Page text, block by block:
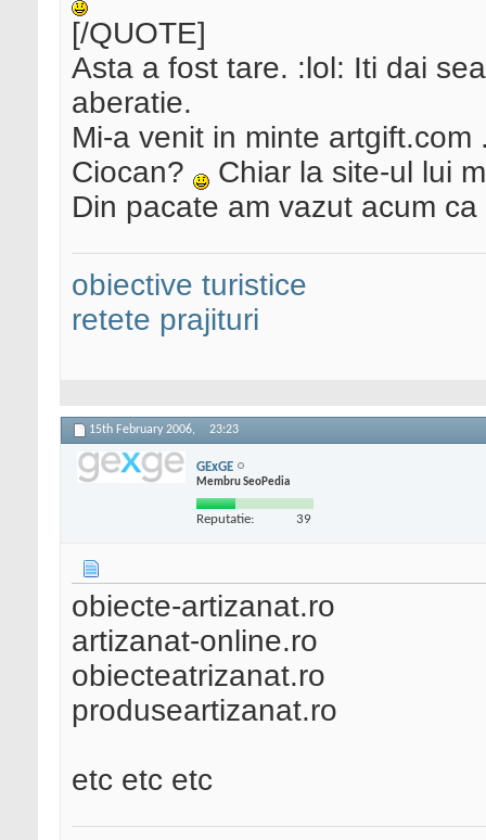
[/QUOTE]
Asta a fost tare. :lol: Iti dai
aberatie.
Mi-a venit in minte
Ciocan?
Chiar la site-ul lui
Din pacate am vazut acum
obiective turistice
retete prajituri
15th February 2006, 23:23
GExGE
Membru SeoPedia
Reputatie: 39
obiecte-artizanat.ro
artizanat-online.ro
obiecteatrizanat.ro
produseartizanat.ro
etc etc etc